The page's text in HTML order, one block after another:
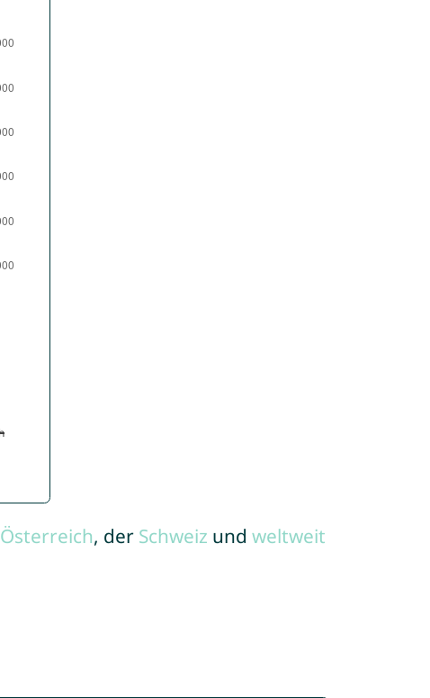
Österreich, der Schweiz und weltweit